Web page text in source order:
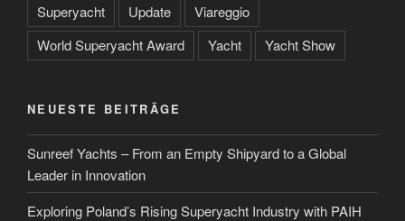
Superyacht
Update
Viareggio
World Superyacht Award
Yacht Yacht Show
NEUESTE BEITRÄGE
Sunreef Yachts – From an Empty Shipyard to a Global
Leader in Innovation
Exploring Poland’s Rising Superyacht Industry with PAIH